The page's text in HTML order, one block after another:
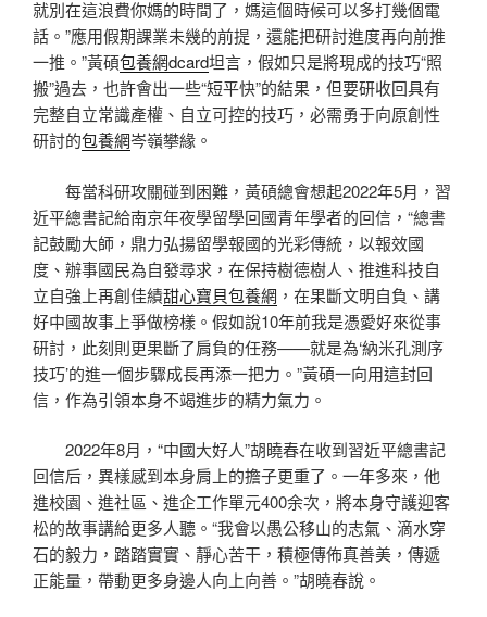
就別在這浪費你媽的時間了，媽這個時候可以多打幾個電
話。”應用假期課業未幾的前提，還能把研討進度再向前推
一推。”黃碩包養網dcard坦言，假如只是將現成的技巧“照
搬”過去，也許會出一些“短平快”的結果，但要研收回具有
完整自立常識產權、自立可控的技巧，必需勇于向原創性
研討的包養網岑嶺攀緣。
每當科研攻關碰到困難，黃碩總會想起2022年5月，習
近平總書記給南京年夜學留學回國青年學者的回信，“總書
記鼓勵大師，鼎力弘揚留學報國的光彩傳統，以報效國
度、辦事國民為自發尋求，在保持樹德樹人、推進科技自
立自強上再創佳績甜心寶貝包養網 ，在果斷文明自負、講
好中國故事上爭做榜樣。假如說10年前我是憑愛好來從事
研討，此刻則更果斷了肩負的任務——就是為‘納米孔測序
技巧’的進一個步驟成長再添一把力。”黃碩一向用這封回
信，作為引領本身不竭進步的精力氣力。
2022年8月，“中國大好人”胡曉春在收到習近平總書記
回信后，異樣感到本身肩上的擔子更重了。一年多來，他
進校園、進社區、進企工作單元400余次，將本身守護迎客
松的故事講給更多人聽。“我會以愚公移山的志氣、滴水穿
石的毅力，踏踏實實、靜心苦干，積極傳佈真善美，傳遞
正能量，帶動更多身邊人向上向善。”胡曉春說。